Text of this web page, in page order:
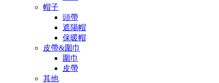
帽子
頭帶
遮陽帽
保暖帽
皮帶&圍巾
圍巾
皮帶
其他